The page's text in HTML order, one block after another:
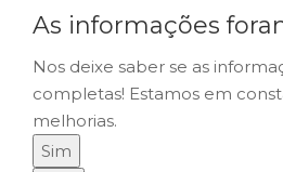
As informações
Nos deixe saber se as
completas! Estamos em
melhorias.
Sim